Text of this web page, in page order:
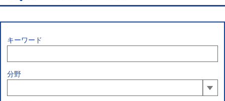
キーワード
分野